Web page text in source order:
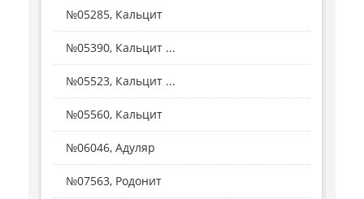
№05285, Кальцит
№05390, Кальцит ...
№05523, Кальцит ...
№05560, Кальцит
№06046, Адуляр
№07563, Родонит